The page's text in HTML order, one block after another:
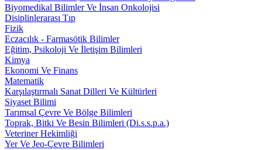
Biyomedikal Bilimler Ve İnsan Onkolojisi
Disiplinlerarası Tıp
Fizik
Eczacılık - Farmasötik Bilimler
Eğitim, Psikoloji Ve İletişim Bilimleri
Kimya
Ekonomi Ve Finans
Matematik
Karşılaştırmalı Sanat Dilleri Ve Kültürleri
Siyaset Bilimi
Tarımsal Çevre Ve Bölge Bilimleri
Toprak, Bitki Ve Besin Bilimleri (Di.s.s.p.a.)
Veteriner Hekimliği
Yer Ve Jeo-Çevre Bilimleri